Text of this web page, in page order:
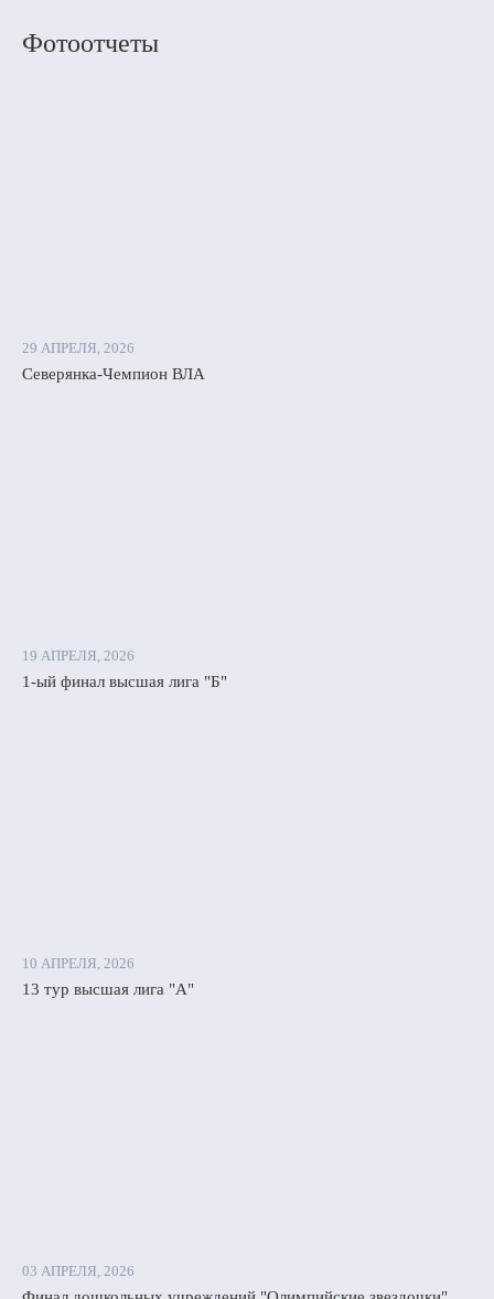
Фотоотчеты
29 АПРЕЛЯ, 2026
Северянка-Чемпион ВЛА
19 АПРЕЛЯ, 2026
1-ый финал высшая лига "Б"
10 АПРЕЛЯ, 2026
13 тур высшая лига "А"
03 АПРЕЛЯ, 2026